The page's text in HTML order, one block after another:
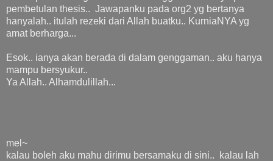
pembetulan thesis.. Jawapanku pada org2 yg bertanya
hanyalah.. itulah rezeki dari Allah buatku.. KurniaNYA yg
amat berharga...
Esok.. ianya akan berada di dalam genggaman.. aku hanya
mampu bersyukur..
Ya Allah.. Alhamdulillah...
mel~
kalau boleh aku mahu dirimu bersamaku di sini.. kalau lah